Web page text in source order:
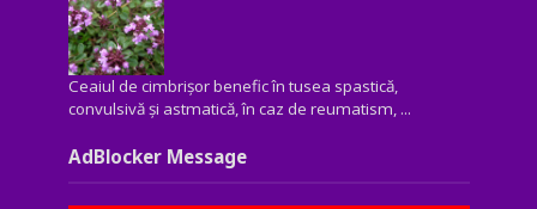
Ceaiul de cimbrișor benefic în tusea spastică,
convulsivă şi astmatică, în caz de reumatism, ...
AdBlocker Message